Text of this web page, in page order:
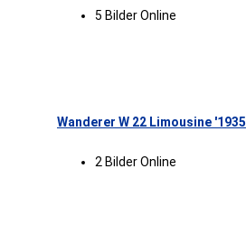
5 Bilder Online
Wanderer W 22 Limousine '1935
2 Bilder Online